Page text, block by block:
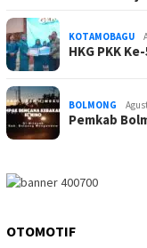
KOTAMOBAGU
HKG PKK
BOLMONG
Pemkab
OTOMOTIF